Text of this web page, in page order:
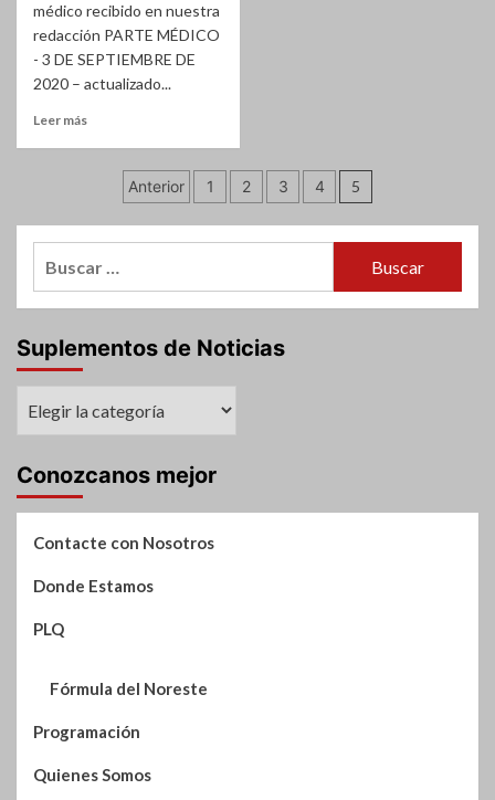
médico recibido en nuestra
redacción PARTE MÉDICO
- 3 DE SEPTIEMBRE DE
2020 – actualizado...
Leer más
Coronavirus
CONTINUA
ESTABLE
EL
INGRESADO
H.C.R.
31
DE
AGOSTO
Paginación
de
Anterior 1 2 3 4 5
Suplementos de Noticias
Conozcanos mejor
Contacte con Nosotros
Donde Estamos
PLQ
Fórmula del Noreste
Programación
Quienes Somos